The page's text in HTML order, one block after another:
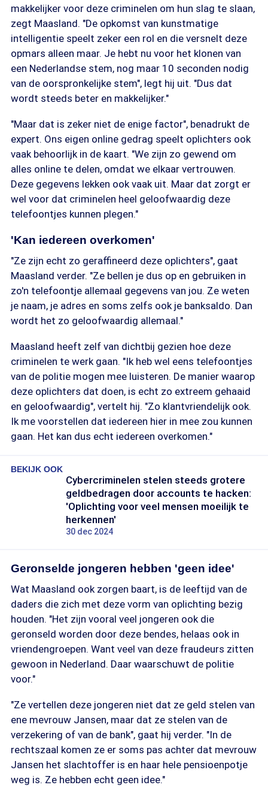
makkelijker voor deze criminelen om hun slag te slaan,
zegt Maasland. "De opkomst van kunstmatige
intelligentie speelt zeker een rol en die versnelt deze
opmars alleen maar. Je hebt nu voor het klonen van
een Nederlandse stem, nog maar 10 seconden nodig
van de oorspronkelijke stem", legt hij uit. "Dus dat
wordt steeds beter en makkelijker."
"Maar dat is zeker niet de enige factor", benadrukt de
expert. Ons eigen online gedrag speelt oplichters ook
vaak behoorlijk in de kaart. "We zijn zo gewend om
alles online te delen, omdat we elkaar vertrouwen.
Deze gegevens lekken ook vaak uit. Maar dat zorgt er
wel voor dat criminelen heel geloofwaardig deze
telefoontjes kunnen plegen."
'Kan iedereen overkomen'
"Ze zijn echt zo geraffineerd deze oplichters", gaat
Maasland verder. "Ze bellen je dus op en gebruiken in
zo'n telefoontje allemaal gegevens van jou. Ze weten
je naam, je adres en soms zelfs ook je banksaldo. Dan
wordt het zo geloofwaardig allemaal."
Maasland heeft zelf van dichtbij gezien hoe deze
criminelen te werk gaan. "Ik heb wel eens telefoontjes
van de politie mogen mee luisteren. De manier waarop
deze oplichters dat doen, is echt zo extreem gehaaid
en geloofwaardig", vertelt hij. "Zo klantvriendelijk ook.
Ik me voorstellen dat iedereen hier in mee zou kunnen
gaan. Het kan dus echt iedereen overkomen."
BEKIJK OOK
Cybercriminelen stelen steeds grotere
geldbedragen door accounts te hacken:
'Oplichting voor veel mensen moeilijk te
herkennen'
30 dec 2024
Geronselde jongeren hebben 'geen idee'
Wat Maasland ook zorgen baart, is de leeftijd van de
daders die zich met deze vorm van oplichting bezig
houden. "Het zijn vooral veel jongeren ook die
geronseld worden door deze bendes, helaas ook in
vriendengroepen. Want veel van deze fraudeurs zitten
gewoon in Nederland. Daar waarschuwt de politie
voor."
"Ze vertellen deze jongeren niet dat ze geld stelen van
ene mevrouw Jansen, maar dat ze stelen van de
verzekering of van de bank", gaat hij verder. "In de
rechtszaal komen ze er soms pas achter dat mevrouw
Jansen het slachtoffer is en haar hele pensioenpotje
weg is. Ze hebben echt geen idee."